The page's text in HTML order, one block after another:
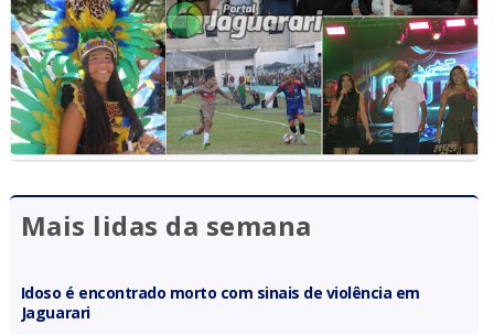
Mais lidas da semana
Idoso é encontrado morto com sinais de violência em
Jaguarari